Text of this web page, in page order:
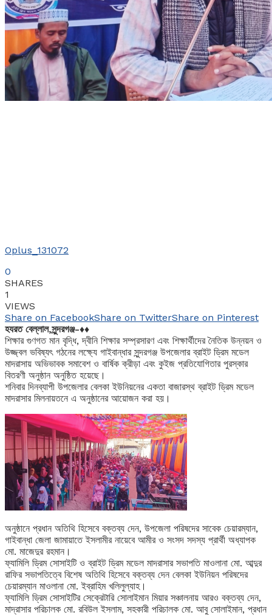
Oplus_131072
0
SHARES
1
VIEWS
Share on FacebookShare on TwitterShare on Pinterest
হযরত বেল্লাল,সুন্দরগঞ্জ-♦♦
শিক্ষার গুণগত মান বৃদ্ধি, দ্বীনি শিক্ষার সম্প্রসারণ এবং শিক্ষার্থীদের নৈতিক উন্নয়ন ও
উজ্জ্বল ভবিষ্যৎ গঠনের লক্ষ্যে গাইবান্ধার সুন্দরগঞ্জ উপজেলার ব্রাইট ড্রিম মডেল
মাদরাসায় অভিভাবক সমাবেশ ও বার্ষিক ক্রীড়া এবং কুইজ প্রতিযোগিতার পুরস্কার
বিতরণী অনুষ্ঠান অনুষ্ঠিত হয়েছে।
শনিবার দিনব্যাপী উপজেলার বেলকা ইউনিয়নের একতা বাজারস্থ ব্রাইট ড্রিম মডেল
মাদরাসার মিলনায়তনে এ অনুষ্ঠানের আয়োজন করা হয়।
অনুষ্ঠানে প্রধান অতিথি হিসেবে বক্তব্য দেন, উপজেলা পরিষদের সাবেক চেয়ারম্যান,
গাইবান্ধা জেলা জামায়াতে ইসলামীর নায়েবে আমীর ও সংসদ সদস্য প্রার্থী অধ্যাপক
মো. মাজেদুর রহমান।
ফ্যামিলি ড্রিম সোসাইটি ও ব্রাইট ড্রিম মডেল মাদরাসার সভাপতি মাওলানা মো. আব্দুর
রাফির সভাপতিত্বে বিশেষ অতিথি হিসেবে বক্তব্য দেন বেলকা ইউনিয়ন পরিষদের
চেয়ারম্যান মাওলানা মো. ইব্রাহিম খলিলুল্যাহ।
ফ্যামিলি ড্রিম সোসাইটির সেক্রেটারি সোলাইমান মিয়ার সঞ্চালনায় আরও বক্তব্য দেন,
মাদ্রাসার পরিচালক মো. রবিউল ইসলাম, সহকারী পরিচালক মো. আবু সোলাইমান, প্রধান